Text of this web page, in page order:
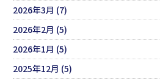
2026年3月 (7)
2026年2月 (5)
2026年1月 (5)
2025年12月 (5)